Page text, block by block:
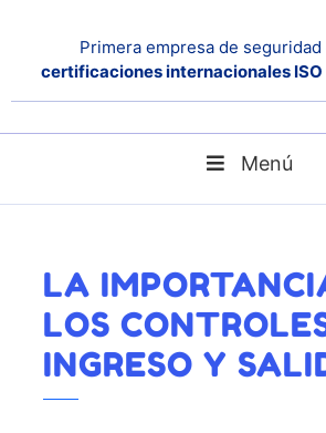
Primera empresa de
certificaciones internacionales ISO
Menú
LA
LOS
INGRESO Y